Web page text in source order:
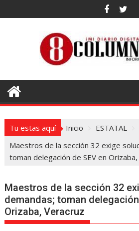
al
Tu estas aquí Inicio
ESTATAL
Maestros de la sección 32 exige
toman delegación de SEV en
Maestros de la sección 32
demandas; toman
Orizaba, Veracruz